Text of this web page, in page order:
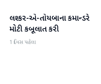
આંતરરાષ્ટ્રીય
લશ્કર-એ-તોયબાના કમાન્ડરે
મોટી કબૂલાત કરી
1 દિવસ પહેલા